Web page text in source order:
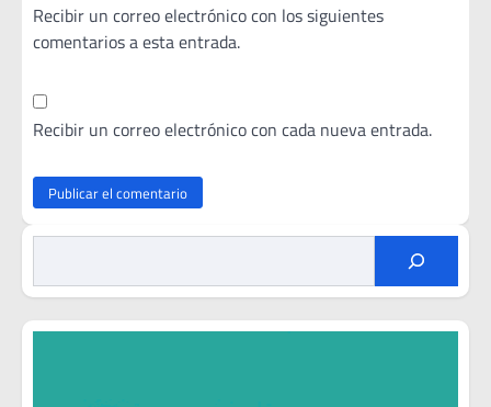
Recibir un correo electrónico con los siguientes
comentarios a esta entrada.
Recibir un correo electrónico con cada nueva entrada.